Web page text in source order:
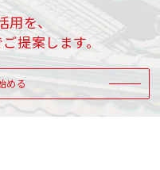
用を、
提案します。
める